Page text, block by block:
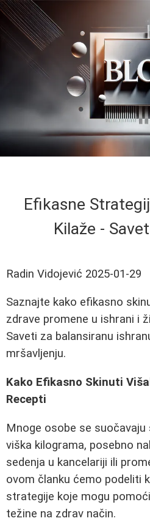
Efikasne
Kilaže -
Radin Vidojević 2025-01-29
Saznajte kako efikasno
zdrave promene u ishrani i
Saveti za balansiranu
mršavljenju.
Kako Efikasno Skinuti
Recepti
Mnoge osobe se
viška kilograma, posebno
sedenja u kancelariji ili
ovom članku ćemo podeliti
strategije koje mogu
težine na zdrav način.